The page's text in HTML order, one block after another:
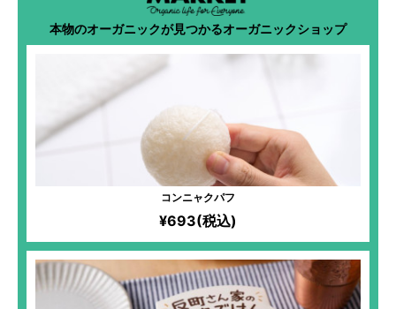
本物のオーガニックが見つかるオーガニックショップ
コンニャクパフ
¥693(税込)